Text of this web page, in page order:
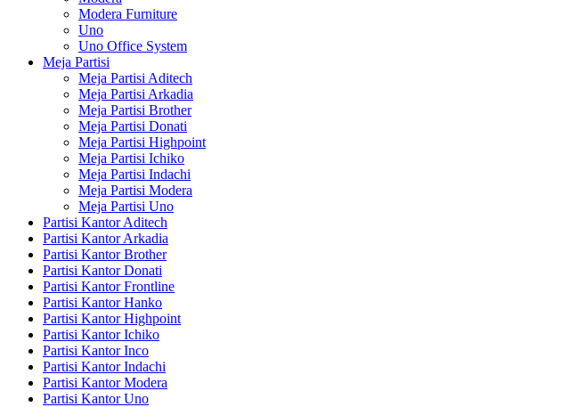
Modera Furniture
Uno
Uno Office System
Meja Partisi
Meja Partisi Aditech
Meja Partisi Arkadia
Meja Partisi Brother
Meja Partisi Donati
Meja Partisi Highpoint
Meja Partisi Ichiko
Meja Partisi Indachi
Meja Partisi Modera
Meja Partisi Uno
Partisi Kantor Aditech
Partisi Kantor Arkadia
Partisi Kantor Brother
Partisi Kantor Donati
Partisi Kantor Frontline
Partisi Kantor Hanko
Partisi Kantor Highpoint
Partisi Kantor Ichiko
Partisi Kantor Inco
Partisi Kantor Indachi
Partisi Kantor Modera
Partisi Kantor Uno